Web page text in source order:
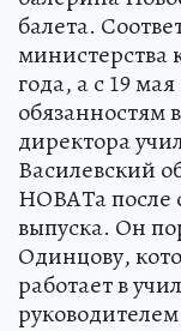
балета.
министерства
года, а с 19
директора
Василевский
НОВАТа после
выпуска. Он
Одинцову,
работает в